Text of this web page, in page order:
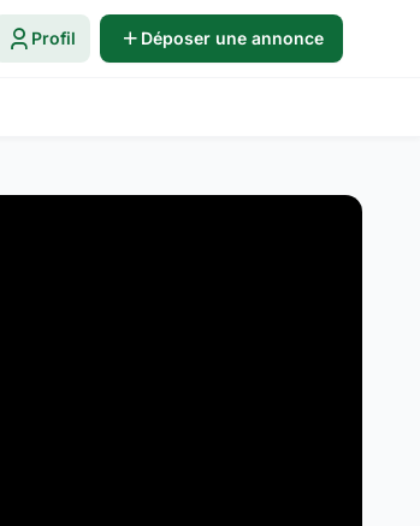
Profil Déposer une annonce